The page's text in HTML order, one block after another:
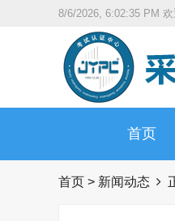
8/6/2026, 6:02:36 PM 欢
首页
首页 > 新闻动态